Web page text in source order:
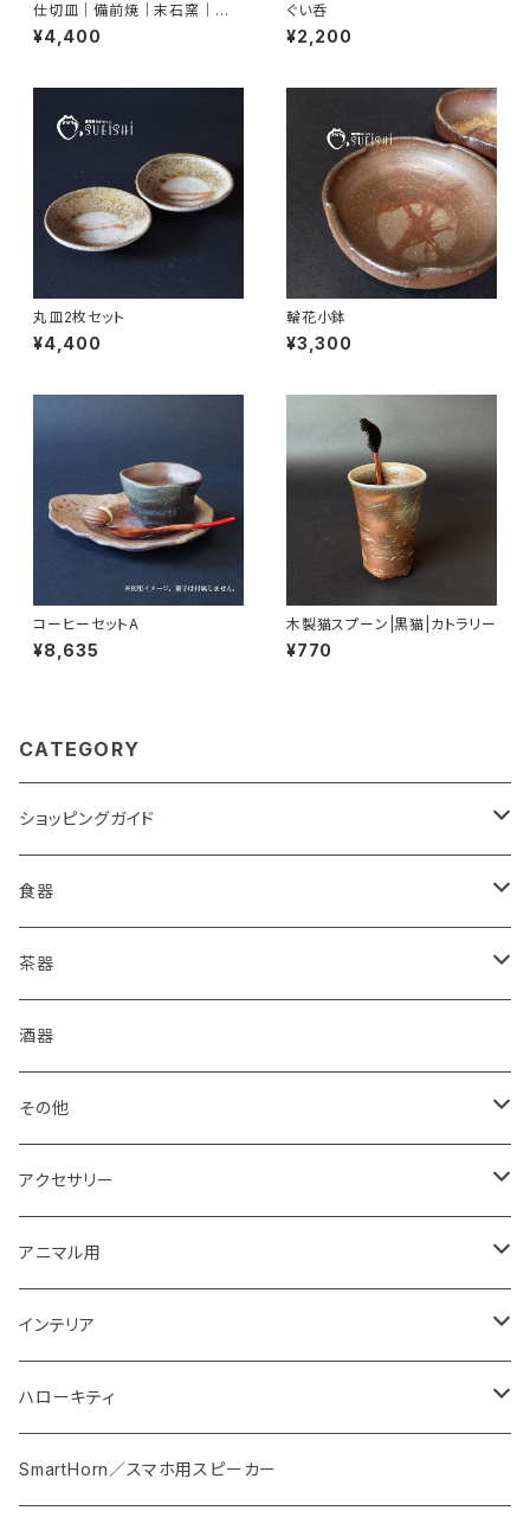
仕切皿｜備前焼｜末石窯｜おし
ゃれワンプレートにおすすめ
¥4,400
ぐい呑
¥2,200
丸皿2枚セット
¥4,400
輪花小鉢
¥3,300
コーヒーセットA
¥8,635
木製猫スプーン|黒猫|カトラリー
¥770
CATEGORY
ショッピングガイド
包装
ご購入前に必ずお読みください
箱・送料について
食器
皿
コーヒードリッパー
グラス・湯呑
食器セット
丼・鉢
茶器
抹茶盌
煎茶碗
湯冷まし
酒器
その他
箸置き
マドラー
おはじき
紐
スプーン・フォーク・カトラリー
アクセサリー
イヤリング・ノンホール
ピアス
ストラップ
ブローチ
アニマル用
梟用水入れ
インテリア
ウエルカムプレート
花器
ハローキティ
皿
SmartHorn／スマホ用スピーカー